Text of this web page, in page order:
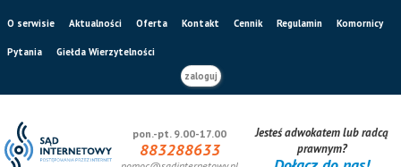
O serwisie Aktualności Oferta Kontakt Cennik Regulamin Komornicy
Pytania
Giełda Wierzytelności
zaloguj
pon.-pt. 9.00-17.00
883288633
Jesteś adwokatem lub radcą
prawnym?